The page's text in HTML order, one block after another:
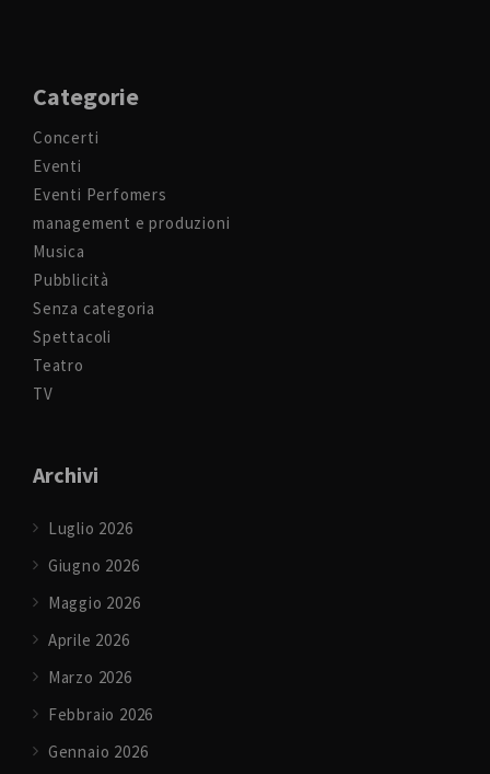
Categorie
Concerti
Eventi
Eventi Perfomers
management e produzioni
Musica
Pubblicità
Senza categoria
Spettacoli
Teatro
TV
Archivi
Luglio 2026
Giugno 2026
Maggio 2026
Aprile 2026
Marzo 2026
Febbraio 2026
Gennaio 2026